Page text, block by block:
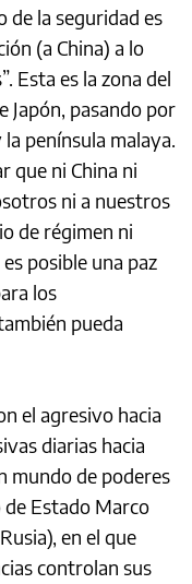
de la seguridad es
(a China) a lo
Esta es la zona del
Japón, pasando por
península malaya.
que ni China ni
ni a nuestros
de régimen ni
posible una paz
los
pueda
el agresivo hacia
diarias hacia
mundo de poderes
Estado Marco
en el que
controlan sus